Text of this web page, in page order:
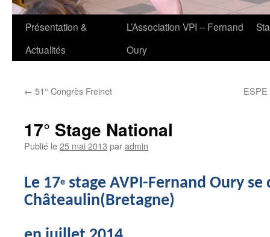
Aller
Présentation &
Actualités
L’Association VPI – Fernand
Oury
← 51° Congrès Freinet ESPE
17° Stage National
Publié le25 mai 2013 paradmin
Le 17e stage AVPI-Fernand Oury se
Châteaulin(Bretagne)